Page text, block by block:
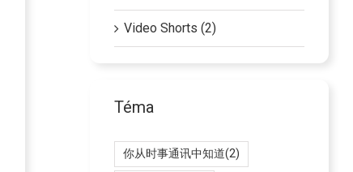
Video Shorts (2)
Téma
你从时事通讯中知道(2)